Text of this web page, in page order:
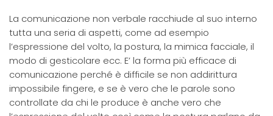
La comunicazione non verbale racchiude al suo interno
tutta una seria di aspetti, come ad esempio
l’espressione del volto, la postura, la mimica facciale, il
modo di gesticolare ecc. E’ la forma più efficace di
comunicazione perché è difficile se non addirittura
impossibile fingere, e se è vero che le parole sono
controllate da chi le produce è anche vero che